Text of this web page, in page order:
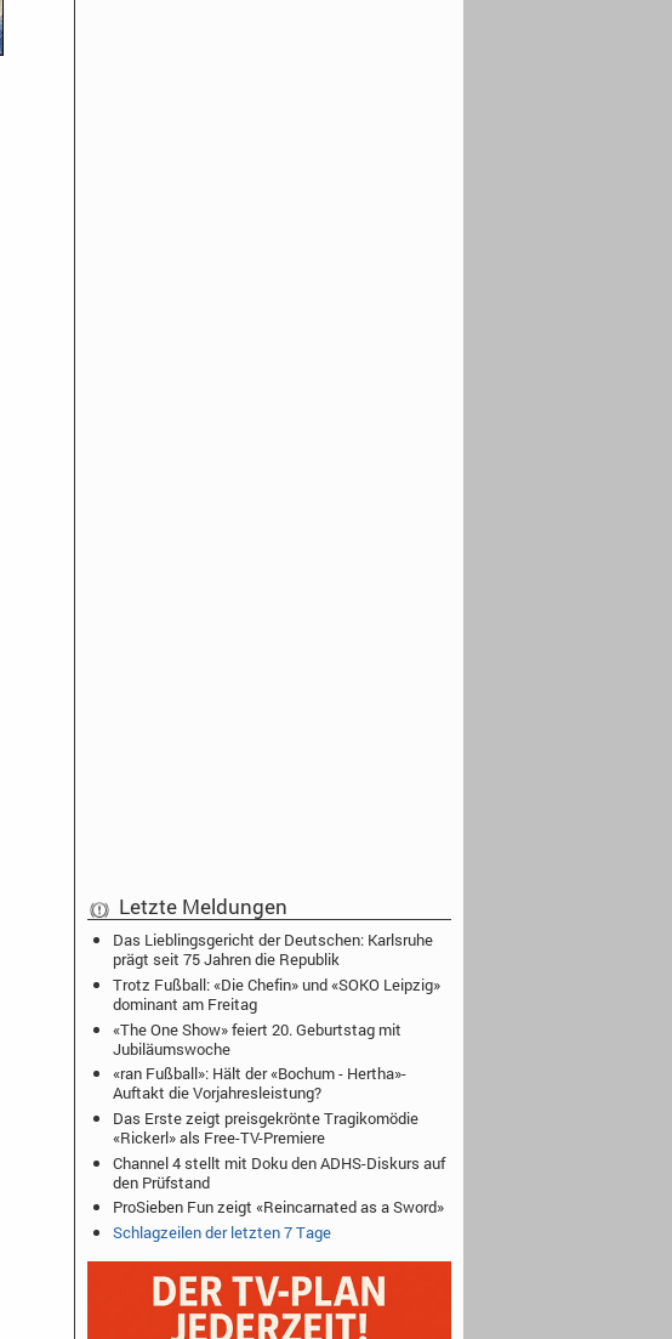
Letzte Meldungen
Das Lieblingsgericht der Deutschen: Karlsruhe
prägt seit 75 Jahren die Republik
Trotz Fußball: «Die Chefin» und «SOKO Leipzig»
dominant am Freitag
«The One Show» feiert 20. Geburtstag mit
Jubiläumswoche
«ran Fußball»: Hält der «Bochum - Hertha»-
Auftakt die Vorjahresleistung?
Das Erste zeigt preisgekrönte Tragikomödie
«Rickerl» als Free-TV-Premiere
Channel 4 stellt mit Doku den ADHS-Diskurs auf
den Prüfstand
ProSieben Fun zeigt «Reincarnated as a Sword»
Schlagzeilen der letzten 7 Tage